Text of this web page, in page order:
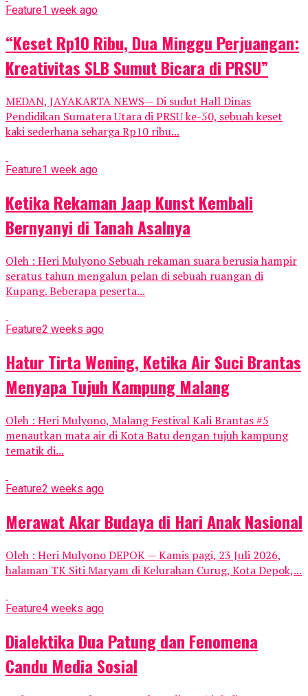
Feature1 week ago
“Keset Rp10 Ribu, Dua Minggu Perjuangan:
Kreativitas SLB Sumut Bicara di PRSU”
MEDAN, JAYAKARTA NEWS— Di sudut Hall Dinas
Pendidikan Sumatera Utara di PRSU ke-50, sebuah keset
kaki sederhana seharga Rp10 ribu...
Feature1 week ago
Ketika Rekaman Jaap Kunst Kembali
Bernyanyi di Tanah Asalnya
Oleh : Heri Mulyono Sebuah rekaman suara berusia hampir
seratus tahun mengalun pelan di sebuah ruangan di
Kupang. Beberapa peserta...
Feature2 weeks ago
Hatur Tirta Wening, Ketika Air Suci Brantas
Menyapa Tujuh Kampung Malang
Oleh : Heri Mulyono, Malang Festival Kali Brantas #5
menautkan mata air di Kota Batu dengan tujuh kampung
tematik di...
Feature2 weeks ago
Merawat Akar Budaya di Hari Anak Nasional
Oleh : Heri Mulyono DEPOK — Kamis pagi, 23 Juli 2026,
halaman TK Siti Maryam di Kelurahan Curug, Kota Depok,...
Feature4 weeks ago
Dialektika Dua Patung dan Fenomena
Candu Media Sosial